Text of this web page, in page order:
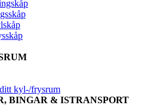
kyl-/frysrum
BINGAR & ISTRANSPORT